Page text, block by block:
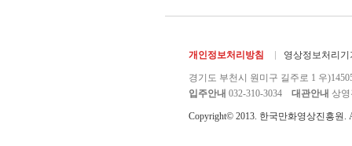
개인정보처리방침 영상정보처리기
경기도 부천시 원미구 길주로 1 우
입주안내 032-310-3034 대관안내 상영
Copyright© 2013. 한국만화영상진흥원.